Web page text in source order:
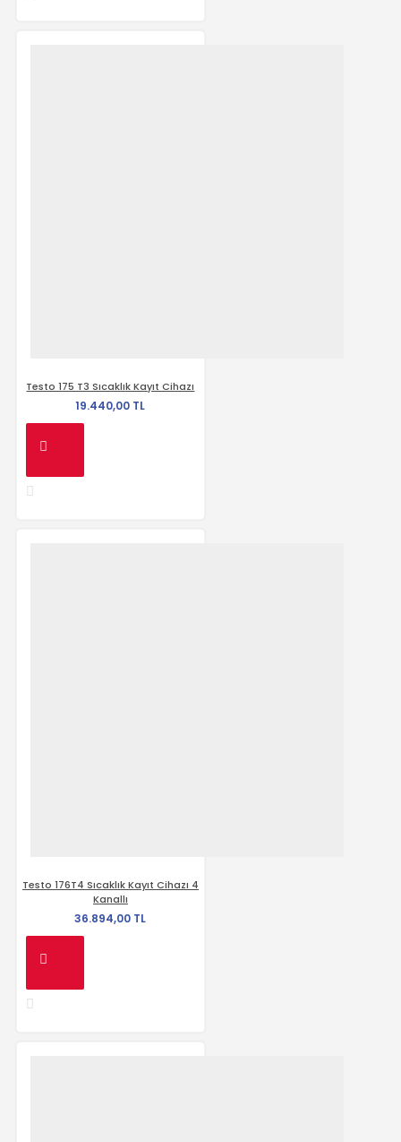
Testo 175 T3 Sıcaklık Kayıt Cihazı
19.440,00 TL
Testo 176T4 Sıcaklık Kayıt Cihazı 4
Kanallı
36.894,00 TL